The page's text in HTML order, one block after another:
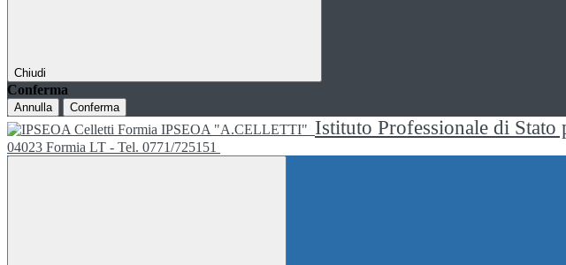
Chiudi
Conferma
Annulla Conferma
IPSEOA "A.CELLETTI" Istituto Professionale di
04023 Formia LT - Tel. 0771/725151